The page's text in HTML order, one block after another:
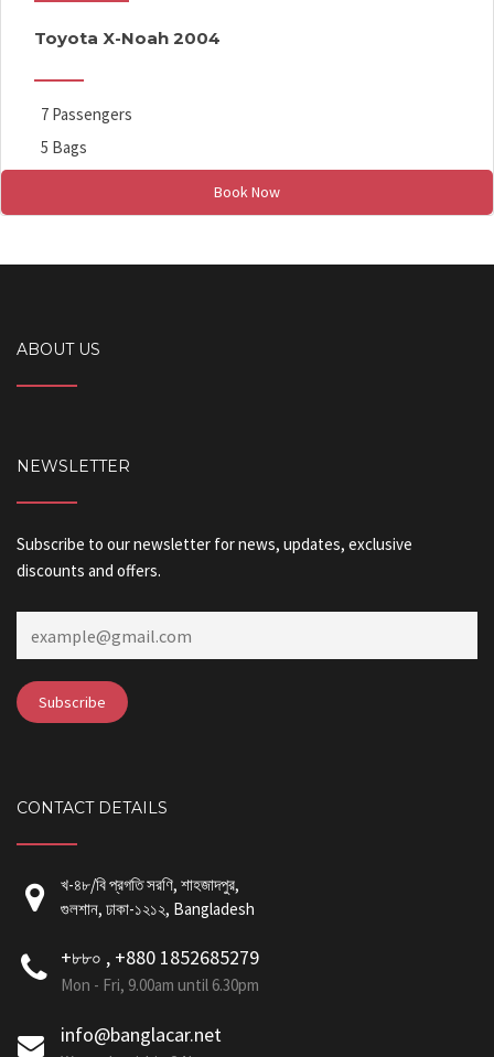
Toyota X-Noah 2004
7 Passengers
5 Bags
Book Now
ABOUT US
NEWSLETTER
Subscribe to our newsletter for news, updates, exclusive
discounts and offers.
CONTACT DETAILS
খ-৪৮/বি প্রগতি সরণি, শাহজাদপুর,
গুলশান, ঢাকা-১২১২, Bangladesh
+৮৮০ , +880 1852685279
Mon - Fri, 9.00am until 6.30pm
info@banglacar.net